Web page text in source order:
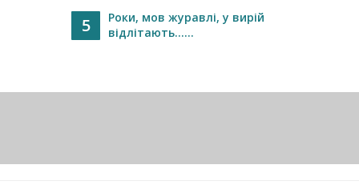
5
Роки, мов журавлі, у вирій
відлітають…...